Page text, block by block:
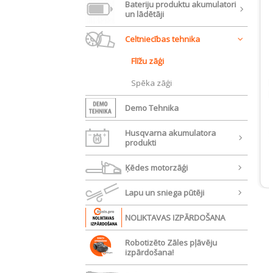
Bateriju produktu akumulatori
un lādētāji
Celtniecības tehnika
Flīžu zāģi
Spēka zāģi
Demo Tehnika
Husqvarna akumulatora
produkti
Ķēdes motorzāģi
Lapu un sniega pūtēji
NOLIKTAVAS IZPĀRDOŠANA
Robotizēto Zāles pļāvēju
izpārdošana!